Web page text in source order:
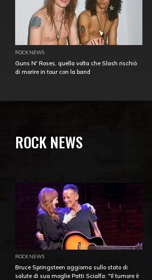
ROCK NEWS
Guns N' Roses, quella volta che Slash rischiò
di morire in tour con la band
ROCK NEWS
ROCK NEWS
Bruce Springsteen aggiorna sullo stato di
salute di sua moglie Patti Scialfa: "Il tumore è